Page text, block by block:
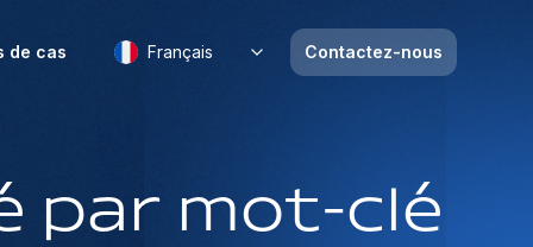
de cas Français Contactez-nous
par mot-clé